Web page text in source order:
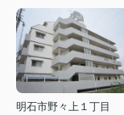
明石市野々上１丁目